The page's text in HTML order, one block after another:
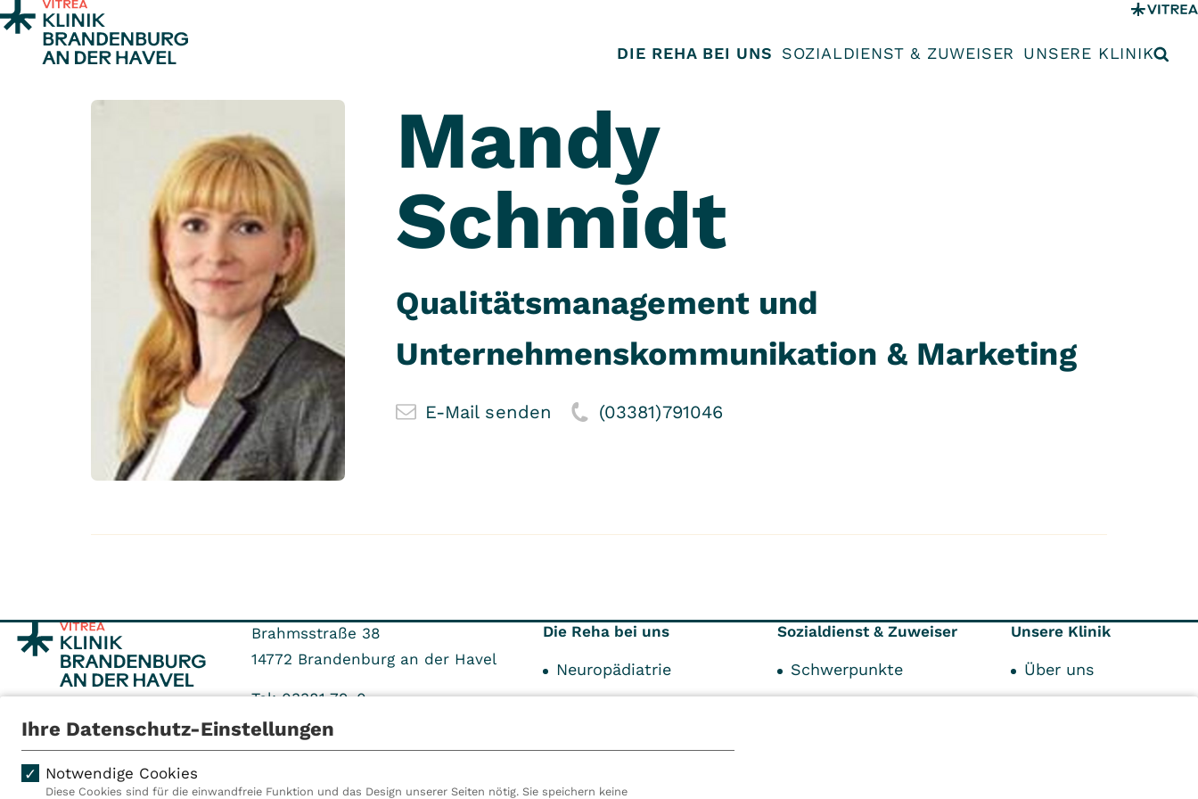
Zum Inhalt springen
DIE REHA BEI UNS SOZIALDIENST & ZUWEISER UNSERE KLINIK
Mandy
Schmidt
Qualitätsmanagement und
Unternehmenskommunikation & Marketing
E-Mail senden (03381)791046
Brahmsstraße 38
14772 Brandenburg an der Havel
Tel: 03381 79-0
Fax: 03381 79-1119
Die Reha bei uns
Neuropädiatrie
Sozialdienst & Zuweiser
Schwerpunkte
Unsere Klinik
Über uns
Ihre Datenschutz-Einstellungen
Notwendige Cookies
Diese Cookies sind für die einwandfreie Funktion und das Design unserer Seiten nötig. Sie speichern keine